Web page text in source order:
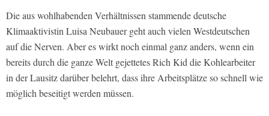
Die aus wohlhabenden Verhältnissen stammende deutsche
Klimaaktivistin Luisa Neubauer geht auch vielen Westdeutschen
auf die Nerven. Aber es wirkt noch einmal ganz anders, wenn ein
bereits durch die ganze Welt gejettetes Rich Kid die Kohlearbeiter
in der Lausitz darüber belehrt, dass ihre Arbeitsplätze so schnell wie
möglich beseitigt werden müssen.